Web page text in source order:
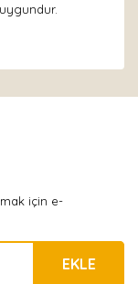
için e-
EKLE